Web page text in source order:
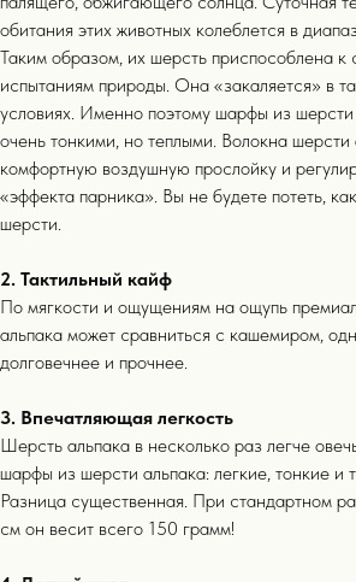
обитания этих животных колеблется в
Таким образом, их шерсть приспособлена
испытаниям природы. Она «закаляется» в
условиях. Именно поэтому шарфы из шерсти
очень тонкими, но теплыми. Волокна
комфортную воздушную прослойку и
«эффекта парника». Вы не будете потеть,
шерсти.
2. Тактильный кайф
По мягкости и ощущениям на ощупь
альпака может сравниться с кашемиром,
долговечнее и прочнее.
3. Впечатляющая легкость
Шерсть альпака в несколько раз легче
шарфы из шерсти альпака: легкие, тонкие и
Разница существенная. При стандартном
см он весит всего 150 грамм!